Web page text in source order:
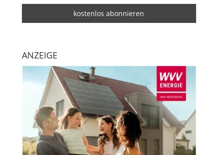
ANZEIGE